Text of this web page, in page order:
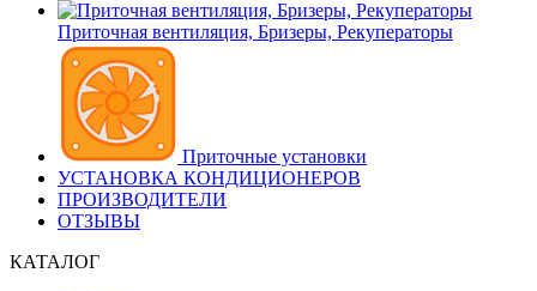
Приточная вентиляция, Бризеры, Рекуператоры
Приточные установки
УСТАНОВКА КОНДИЦИОНЕРОВ
ПРОИЗВОДИТЕЛИ
ОТЗЫВЫ
КАТАЛОГ